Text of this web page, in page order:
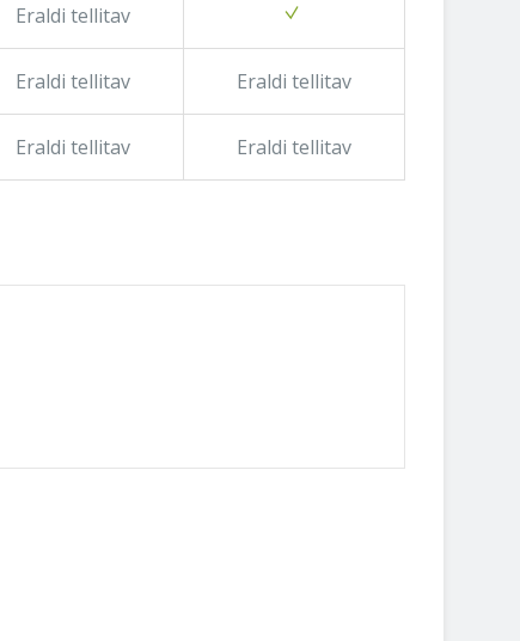
Eraldi tellitav
Eraldi tellitav Eraldi tellitav
Eraldi tellitav Eraldi tellitav